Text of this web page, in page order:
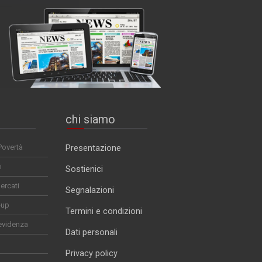
chi siamo
Presentazione
Sostienici
Segnalazioni
Termini e condizioni
Dati personali
Privacy policy